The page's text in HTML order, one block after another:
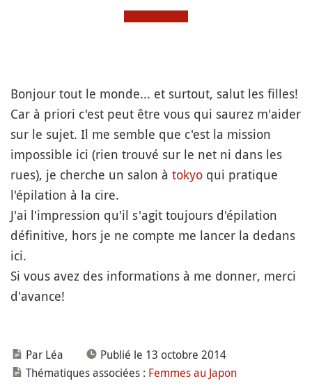
Bonjour tout le monde... et surtout, salut les filles!
Car à priori c'est peut être vous qui saurez m'aider
sur le sujet. Il me semble que c'est la mission
impossible ici (rien trouvé sur le net ni dans les
rues), je cherche un salon à tokyo qui pratique
l'épilation à la cire.
J'ai l'impression qu'il s'agit toujours d'épilation
définitive, hors je ne compte me lancer la dedans
ici.
Si vous avez des informations à me donner, merci
d'avance!
Par Léa
Publié le 13 octobre 2014
Thématiques associées : Femmes au Japon